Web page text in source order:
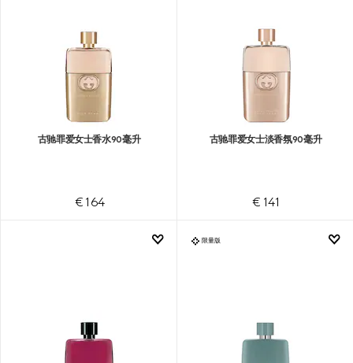
古驰罪爱女士香水90毫升
€ 164
古驰罪爱女士淡香氛90毫升
€ 141
限量版